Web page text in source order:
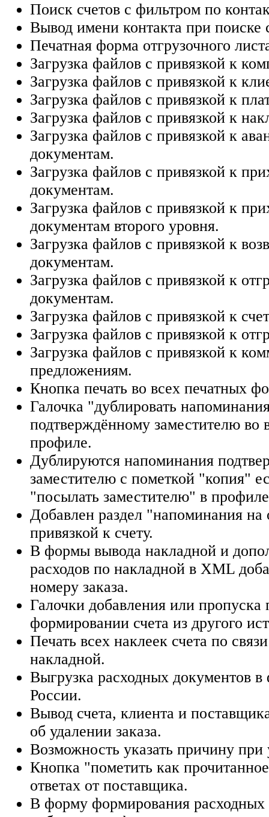
Поиск счетов с фильтром по
Вывод имени контакта при поиске
Печатная форма отгрузочного
Загрузка файлов с привязкой к
Загрузка файлов с привязкой к
Загрузка файлов с привязкой к
Загрузка файлов с привязкой к
Загрузка файлов с привязкой к
документам.
Загрузка файлов с привязкой к
документам.
Загрузка файлов с привязкой к
документам второго уровня.
Загрузка файлов с привязкой к
документам.
Загрузка файлов с привязкой к
документам.
Загрузка файлов с привязкой к
Загрузка файлов с привязкой к
Загрузка файлов с привязкой к
предложениям.
Кнопка печать во всех печатных
Галочка "дублировать
подтверждённому заместителю во
профиле.
Дублируются напоминания
заместителю с пометкой "копия"
"посылать заместителю" в
Добавлен раздел "напоминания на
привязкой к счету.
В формы вывода накладной и
расходов по накладной в XML
номеру заказа.
Галочки добавления или пропуска
формировании счета из другого
Печать всех наклеек счета по
накладной.
Выгрузка расходных документов
России.
Вывод счета, клиента и
об удалении заказа.
Возможность указать причину при
Кнопка "пометить как
ответах от поставщика.
В форму формирования расходных